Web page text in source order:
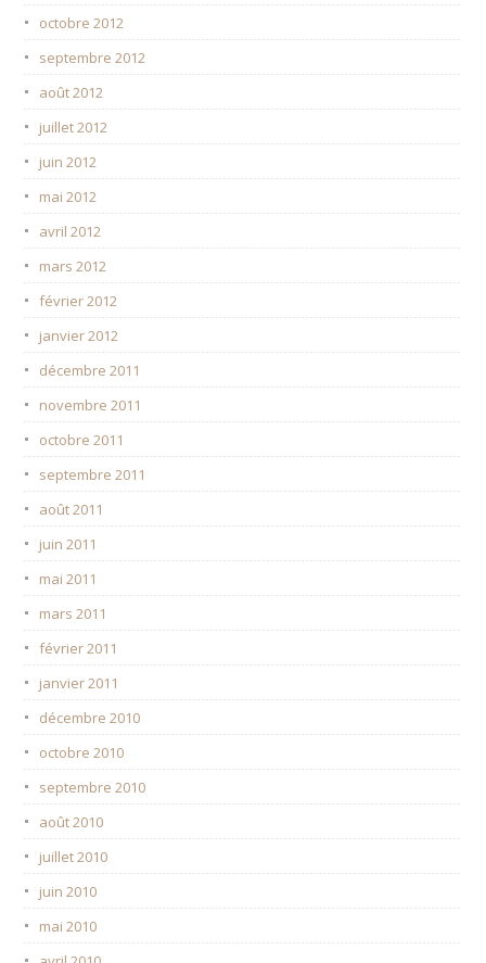
octobre 2012
septembre 2012
août 2012
juillet 2012
juin 2012
mai 2012
avril 2012
mars 2012
février 2012
janvier 2012
décembre 2011
novembre 2011
octobre 2011
septembre 2011
août 2011
juin 2011
mai 2011
mars 2011
février 2011
janvier 2011
décembre 2010
octobre 2010
septembre 2010
août 2010
juillet 2010
juin 2010
mai 2010